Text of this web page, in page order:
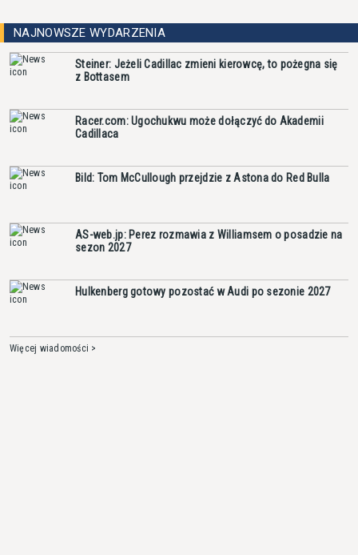
NAJNOWSZE WYDARZENIA
Steiner: Jeżeli Cadillac zmieni kierowcę, to pożegna się
z Bottasem
Racer.com: Ugochukwu może dołączyć do Akademii
Cadillaca
Bild: Tom McCullough przejdzie z Astona do Red Bulla
AS-web.jp: Perez rozmawia z Williamsem o posadzie na
sezon 2027
Hulkenberg gotowy pozostać w Audi po sezonie 2027
Więcej wiadomości >